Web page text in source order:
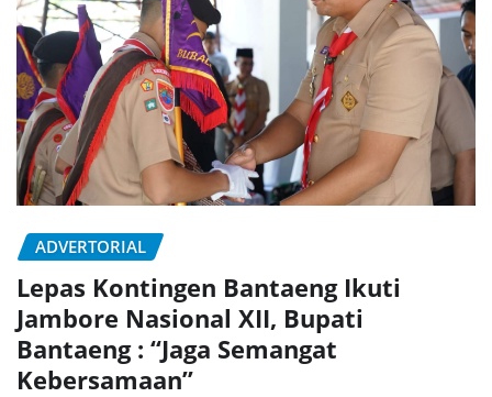
ADVERTORIAL
Lepas Kontingen Bantaeng Ikuti
Jambore Nasional XII, Bupati
Bantaeng : “Jaga Semangat
Kebersamaan”